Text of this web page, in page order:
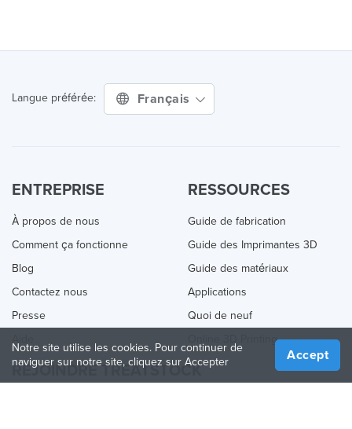
Langue préférée: Français
ENTREPRISE
À propos de nous
Comment ça fonctionne
Blog
Contactez nous
Presse
RESSOURCES
Guide de fabrication
Guide des Imprimantes 3D
Guide des matériaux
Applications
Quoi de neuf
Online 3D Printing
REJOINDRE TREATSTOCK
Notre site utilise les cookies. Pour continuer de
naviguer sur notre site, cliquez sur Accepter
Accept